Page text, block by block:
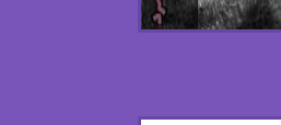
الناز پاکپور‌